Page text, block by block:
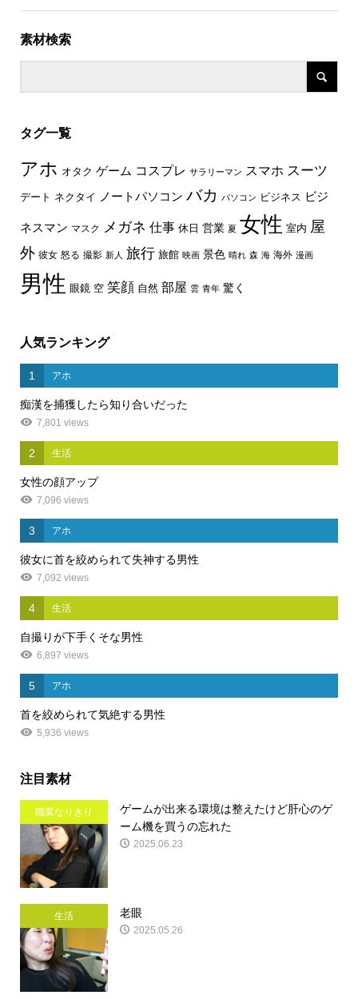
素材検索
タグ一覧
アホ オタク ゲーム コスプレ サラリーマン スマホ スーツ
デート ネクタイ ノートパソコン バカ パソコン ビジネス ビジ
ネスマン マスク メガネ 仕事 休日 営業 夏 女性 室内 屋
外 彼女 怒る 撮影 新人 旅行 旅館 映画 景色 晴れ 森 海 海外 漫画
男性 眼鏡 空 笑顔 自然 部屋 雲 青年 驚く
人気ランキング
1 アホ
痴漢を捕獲したら知り合いだった
7,801 views
2 生活
女性の顔アップ
7,096 views
3 アホ
彼女に首を絞められて失神する男性
7,092 views
4 生活
自撮りが下手くそな男性
6,897 views
5 アホ
首を絞められて気絶する男性
5,936 views
注目素材
職業なりきり
ゲームが出来る環境は整えたけど肝心のゲ
ーム機を買うの忘れた
2025.06.23
生活 老眼
2025.05.26